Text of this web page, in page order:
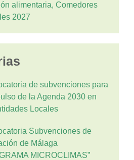
alimentaria, Comedores
2027
de subvenciones para
de la Agenda 2030 en
Locales
Subvenciones de
de Málaga
MICROCLIMAS”